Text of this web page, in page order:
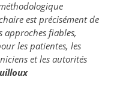
est précisément de
fiables,
les patientes, les
et les autorités